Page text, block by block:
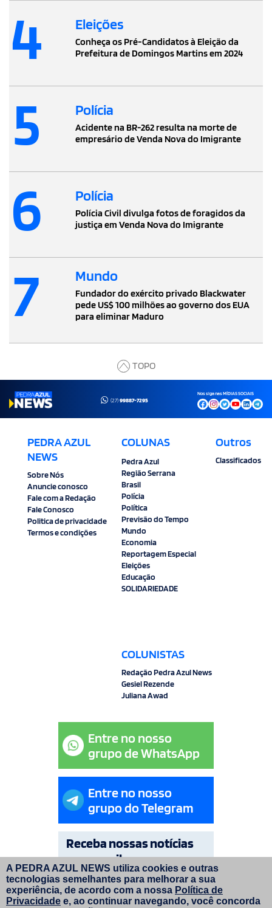
4 Eleições
Conheça os Pré-Candidatos à Eleição da
Prefeitura de Domingos Martins em 2024
5 Polícia
Acidente na BR-262 resulta na morte de
empresário de Venda Nova do Imigrante
6 Polícia
Polícia Civil divulga fotos de foragidos da
justiça em Venda Nova do Imigrante
7 Mundo
Fundador do exército privado Blackwater
pede US$ 100 milhões ao governo dos EUA
para eliminar Maduro
TOPO
(27)99887-7295
Nos siga nas MÍDIAS SOCIAIS
PEDRA AZUL
NEWS
Sobre Nós
Anuncie conosco
Fale com a Redação
Fale Conosco
Politica de privacidade
Termos e condições
COLUNAS
Pedra Azul
Região Serrana
Brasil
Polícia
Política
Previsão do Tempo
Mundo
Economia
Reportagem Especial
Eleições
Educação
SOLIDARIEDADE
COLUNISTAS
Redação Pedra Azul News
Gesiel Rezende
Juliana Awad
Outros
Classificados
Entre no nosso
grupo de WhatsApp
Entre no nosso
grupo do Telegram
Receba nossas notícias
por e-mail
OK
A PEDRA AZUL NEWS utiliza cookies e outras
tecnologias semelhantes para melhorar a sua
experiência, de acordo com a nossa Política de
Privacidade e, ao continuar navegando, você concorda